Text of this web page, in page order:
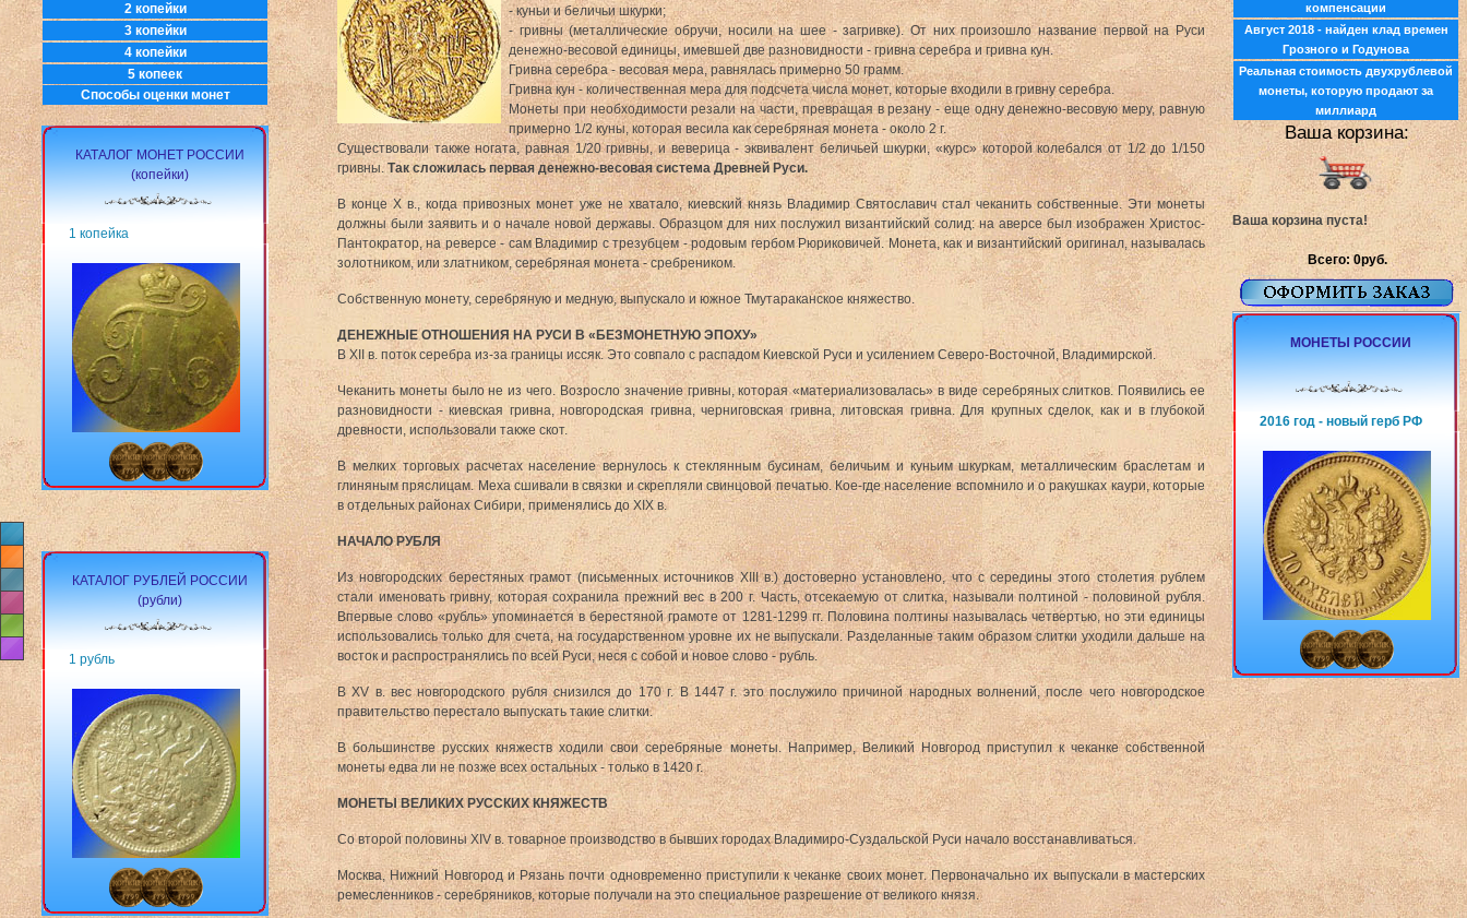
2 копейки
3 копейки
4 копейки
5 копеек
Способы оценки монет
КАТАЛОГ МОНЕТ РОССИИ
(копейки)
1 копейка
КАТАЛОГ РУБЛЕЙ РОССИИ
(рубли)
1 рубль
- куньи и беличьи шкурки;
- гривны (металлические обручи, носили на шее - загривке). От них произошло название первой на Руси
денежно-весовой единицы, имевшей две разновидности - гривна серебра и гривна кун.
Гривна серебра - весовая мера, равнялась примерно 50 грамм.
Гривна кун - количественная мера для подсчета числа монет, которые входили в гривну серебра.
Монеты при необходимости резали на части, превращая в резану - еще одну денежно-весовую меру, равную
примерно 1/2 куны, которая весила как серебряная монета - около 2 г.
Существовали также ногата, равная 1/20 гривны, и веверица - эквивалент беличьей шкурки, «курс» которой колебался от 1/2 до 1/150
гривны. Так сложилась первая денежно-весовая система Древней Руси.
В конце X в., когда привозных монет уже не хватало, киевский князь Владимир Святославич стал чеканить собственные. Эти монеты
должны были заявить и о начале новой державы. Образцом для них послужил византийский солид: на аверсе был изображен Христос-
Пантократор, на реверсе - сам Владимир с трезубцем - родовым гербом Рюриковичей. Монета, как и византийский оригинал, называлась
золотником, или златником, серебряная монета - сребреником.
Собственную монету, серебряную и медную, выпускало и южное Тмутараканское княжество.
ДЕНЕЖНЫЕ ОТНОШЕНИЯ НА РУСИ В «БЕЗМОНЕТНУЮ ЭПОХУ»
В XII в. поток серебра из-за границы иссяк. Это совпало с распадом Киевской Руси и усилением Северо-Восточной, Владимирской.
Чеканить монеты было не из чего. Возросло значение гривны, которая «материализовалась» в виде серебряных слитков. Появились ее
разновидности - киевская гривна, новгородская гривна, черниговская гривна, литовская гривна. Для крупных сделок, как и в глубокой
древности, использовали также скот.
В мелких торговых расчетах население вернулось к стеклянным бусинам, беличьим и куньим шкуркам, металлическим браслетам и
глиняным пряслицам. Меха сшивали в связки и скрепляли свинцовой печатью. Кое-где население вспомнило и о ракушках каури, которые
в отдельных районах Сибири, применялись до XIX в.
НАЧАЛО РУБЛЯ
Из новгородских берестяных грамот (письменных источников XIII в.) достоверно установлено, что с середины этого столетия рублем
стали именовать гривну, которая сохранила прежний вес в 200 г. Часть, отсекаемую от слитка, называли полтиной - половиной рубля.
Впервые слово «рубль» упоминается в берестяной грамоте от 1281-1299 гг. Половина полтины называлась четвертью, но эти единицы
использовались только для счета, на государственном уровне их не выпускали. Разделанные таким образом слитки уходили дальше на
восток и распространялись по всей Руси, неся с собой и новое слово - рубль.
В XV в. вес новгородского рубля снизился до 170 г. В 1447 г. это послужило причиной народных волнений, после чего новгородское
правительство перестало выпускать такие слитки.
В большинстве русских княжеств ходили свои серебряные монеты. Например, Великий Новгород приступил к чеканке собственной
монеты едва ли не позже всех остальных - только в 1420 г.
МОНЕТЫ ВЕЛИКИХ РУССКИХ КНЯЖЕСТВ
Со второй половины XIV в. товарное производство в бывших городах Владимиро-Суздальской Руси начало восстанавливаться.
Москва, Нижний Новгород и Рязань почти одновременно приступили к чеканке своих монет. Первоначально их выпускали в мастерских
ремесленников - серебряников, которые получали на это специальное разрешение от великого князя.
компенсации
Август 2018 - найден клад времен
Грозного и Годунова
Реальная стоимость двухрублевой
монеты, которую продают за
миллиард
Ваша корзина:
Ваша корзина пуста!
Всего: 0руб.
МОНЕТЫ РОССИИ
2016 год - новый герб РФ